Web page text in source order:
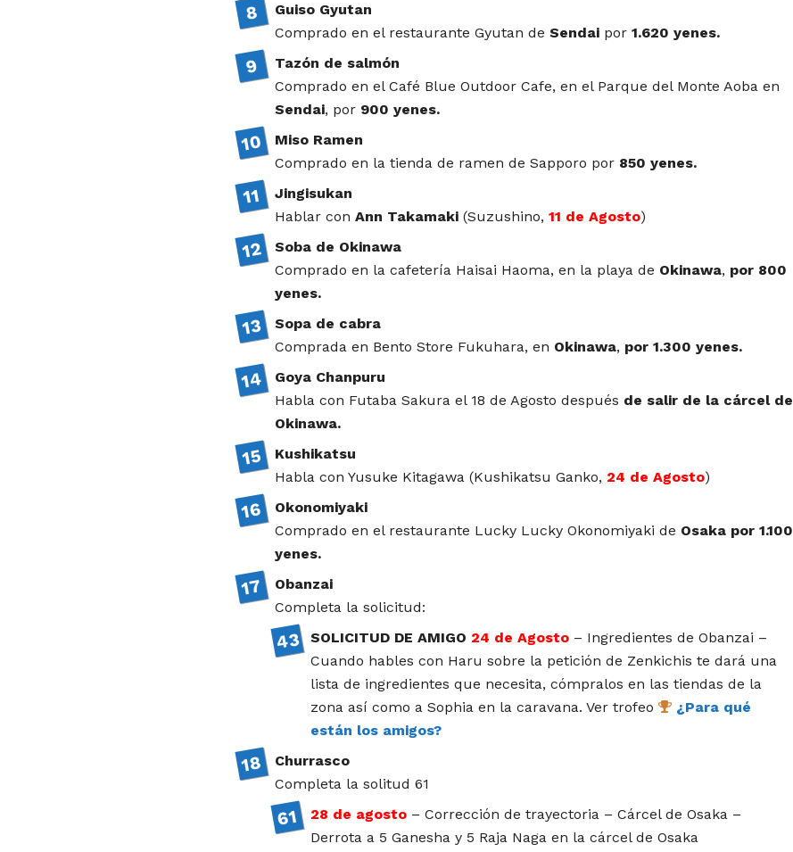
Guiso Gyutan
Comprado en el restaurante Gyutan de Sendaipor 1.620 yenes.
Tazón de salmón
Comprado en el Café Blue Outdoor Cafe, en el Parque del Monte Aoba en
Sendai, por 900 yenes.
Miso Ramen
Comprado en la tienda de ramen de Sapporo por 850 yenes.
Jingisukan
Hablar con Ann Takamaki(Suzushino, 11 de Agosto)
Soba de Okinawa
Comprado en la cafetería Haisai Haoma, en la playa de Okinawa, por 800
yenes.
Sopa de cabra
Comprada en Bento Store Fukuhara, en Okinawa, por 1.300 yenes.
Goya Chanpuru
Habla con Futaba Sakura el 18 de Agosto después de salir de la cárcel de
Okinawa.
Kushikatsu
Habla con Yusuke Kitagawa (Kushikatsu Ganko, 24 de Agosto)
Okonomiyaki
Comprado en el restaurante Lucky Lucky Okonomiyaki de Osaka por 1.100
yenes.
Obanzai
Completa la solicitud:
SOLICITUD DE AMIGO 24 de Agosto– Ingredientes de Obanzai –
Cuando hables con Haru sobre la petición de Zenkichis te dará una
lista de ingredientes que necesita, cómpralos en las tiendas de la
zona así como a Sophia en la caravana. Ver trofeo
¿Para qué
están los amigos?
Churrasco
Completa la solitud 61
28 de agosto– Corrección de trayectoria – Cárcel de Osaka –
Derrota a 5 Ganesha y 5 Raja Naga en la cárcel de Osaka